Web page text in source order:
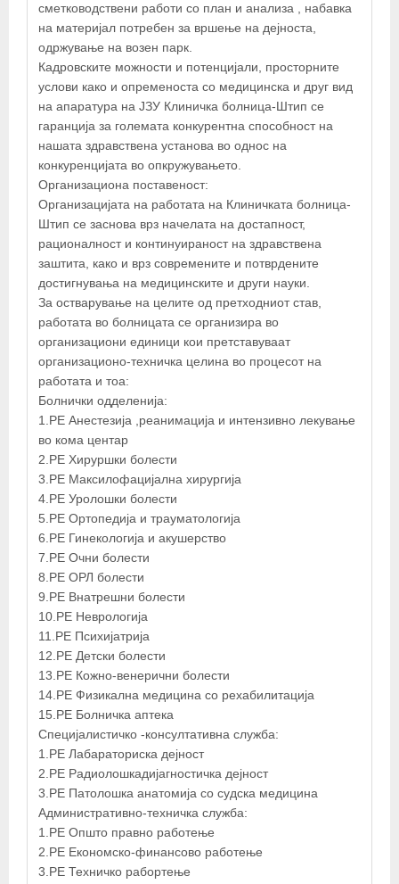
сметководствени работи со план и анализа , набавка
на материјал потребен за вршење на дејноста,
одржување на возен парк.
Кадровските можности и потенцијали, просторните
услови како и опременоста со медицинска и друг вид
на апаратура на ЈЗУ Клиничка болница-Штип се
гаранција за големата конкурентна способност на
нашата здравствена установа во однос на
конкуренцијата во опкружувањето.
Организациона поставеност:
Организацијата на работата на Клиничката болница-
Штип се заснова врз начелата на достапност,
рационалност и континуираност на здравствена
заштита, како и врз современите и потврдените
достигнувања на медицинските и други науки.
За остварување на целите од претходниот став,
работата во болницата се организира во
организациони единици кои претставуваат
организационо-техничка целина во процесот на
работата и тоа:
Болнички одделенија:
1.РЕ Анестезија ,реанимација и интензивно лекување
во кома центар
2.РЕ Хируршки болести
3.РЕ Максилофацијална хирургија
4.РЕ Уролошки болести
5.РЕ Ортопедија и трауматологија
6.РЕ Гинекологија и акушерство
7.РЕ Очни болести
8.РЕ ОРЛ болести
9.РЕ Внатрешни болести
10.РЕ Неврологија
11.РЕ Психијатрија
12.РЕ Детски болести
13.РЕ Кожно-венерични болести
14.РЕ Физикална медицина со рехабилитација
15.РЕ Болничка аптека
Специјалистичко -консултативна служба:
1.РЕ Лабараториска дејност
2.РЕ Радиолошкадијагностичка дејност
3.РЕ Патолошка анатомија со судска медицина
Административно-техничка служба:
1.РЕ Општо правно работење
2.РЕ Економско-финансово работење
3.РЕ Техничко рабортење
{loadposition КЛИНИЧКА БОЛНИЦА ШТИП}
КЛИНИЧКА БОЛНИЦА ШТИП
+
−
© OpenStreetMap contributors